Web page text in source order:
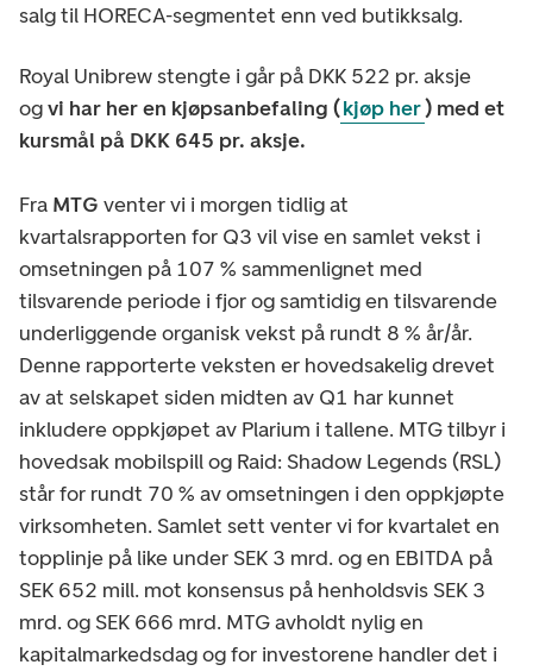
salg til HORECA-segmentet enn ved butikksalg.
Royal Unibrew stengte i går på DKK 522 pr. aksje
ogvi har her en kjøpsanbefaling (kjøp her) med et
kursmål på DKK 645 pr. aksje.
Fra MTG venter vi i morgen tidlig at
kvartalsrapporten for Q3 vil vise en samlet vekst i
omsetningen på 107 % sammenlignet med
tilsvarende periode i fjor og samtidig en tilsvarende
underliggende organisk vekst på rundt 8 % år/år.
Denne rapporterte veksten er hovedsakelig drevet
av at selskapet siden midten av Q1 har kunnet
inkludere oppkjøpet av Plarium i tallene. MTG tilbyr i
hovedsak mobilspill og Raid: Shadow Legends (RSL)
står for rundt 70 % av omsetningen i den oppkjøpte
virksomheten. Samlet sett venter vi for kvartalet en
topplinje på like under SEK 3 mrd. og en EBITDA på
SEK 652 mill. mot konsensus på henholdsvis SEK 3
mrd. og SEK 666 mrd. MTG avholdt nylig en
kapitalmarkedsdag og for investorene handler det i